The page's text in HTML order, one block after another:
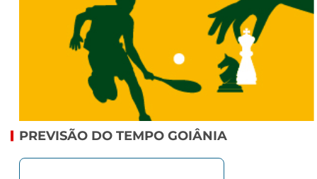
PREVISÃO DO TEMPO GOIÂNIA